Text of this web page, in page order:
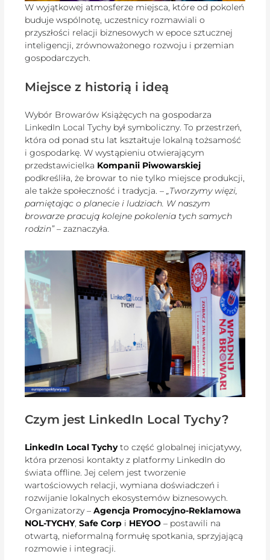
W wyjątkowej atmosferze miejsca, które od pokoleń
buduje wspólnotę, uczestnicy rozmawiali o
przyszłości relacji biznesowych w epoce sztucznej
inteligencji, zrównoważonego rozwoju i przemian
gospodarczych.
Miejsce z historią i ideą
Wybór Browarów Książęcych na gospodarza
LinkedIn Local Tychy był symboliczny. To przestrzeń,
która od ponad stu lat kształtuje lokalną tożsamość
i gospodarkę. W wystąpieniu otwierającym
przedstawicielka Kompanii Piwowarskiej
podkreśliła, że browar to nie tylko miejsce produkcji,
ale także społeczność i tradycja. –„Tworzymy więzi,
pamiętając o planecie i ludziach. W naszym
browarze pracują kolejne pokolenia tych samych
rodzin”– zaznaczyła.
Czym jest LinkedIn Local Tychy?
LinkedIn Local Tychyto część globalnej inicjatywy,
która przenosi kontakty z platformy LinkedIn do
świata offline. Jej celem jest tworzenie
wartościowych relacji, wymiana doświadczeń i
rozwijanie lokalnych ekosystemów biznesowych.
Organizatorzy –Agencja Promocyjno-Reklamowa
NOL-TYCHY,Safe Corp i HEYOO – postawili na
otwartą, nieformalną formułę spotkania, sprzyjającą
rozmowie i integracji.